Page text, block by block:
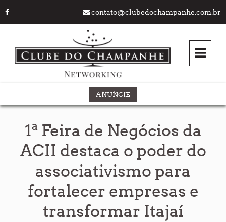
contato@clubedochampanhe.com.br
ANUNCIE
1ª Feira de Negócios da
ACII destaca o poder do
associativismo para
fortalecer empresas e
transformar Itajaí